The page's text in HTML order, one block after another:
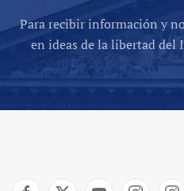
Para recibir información y
en ideas de la libertad del